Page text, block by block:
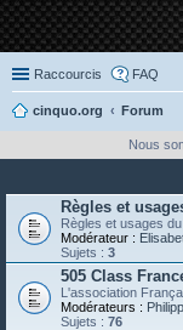
Raccourcis FAQ
cinquo.org
Forum
Nous
Règles et
Règles et usages
Modérateur :
Sujets : 3
505 Class
L'association
Modérateurs :
Sujets : 76